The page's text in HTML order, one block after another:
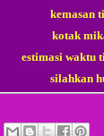
kemasan
kotak
estimasi waktu
silahkan